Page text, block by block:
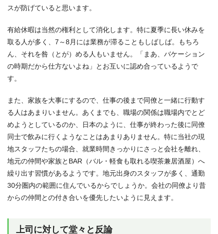
スが防げていると思います。
有給休暇は当然の権利として消化します。特に夏季に長い休みを
取る人が多く、7～8月には業務が滞ることもしばしば。もちろ
ん、それを咎（とが）める人もいません。「まあ、バケーション
の時期だから仕方ないよね」とお互いに認め合っているようで
す。
また、家族を大事にするので、仕事の後まで同僚と一緒に行動す
る人はあまりいません。あくまでも、職場の関係は職場内でとど
めようとしているのか、日本のように、仕事が終わった後に同僚
同士で飲みに行くようなことはあまりありません。特に当社の現
地スタッフたちの場合、就業時間きっかりにさっと会社を離れ、
地元の仲間や家族とBAR（バル・軽食も取れる喫茶兼居酒屋）へ
繰り出す習慣があるようです。地元出身のスタッフが多く、通勤
30分圏内の範囲に住んでいるからでしょうか。会社の同僚より昔
からの仲間との付き合いを優先したいように見えます。
上司に対して堂々と反論